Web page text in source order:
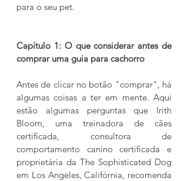
para o seu pet.
Capítulo 1: O que considerar antes de
comprar uma guia para cachorro
Antes de clicar no botão "comprar", há
algumas coisas a ter em mente. Aqui
estão algumas perguntas que Irith
Bloom, uma treinadora de cães
certificada, consultora de
comportamento canino certificada e
proprietária da The Sophisticated Dog
em Los Angeles, Califórnia, recomenda